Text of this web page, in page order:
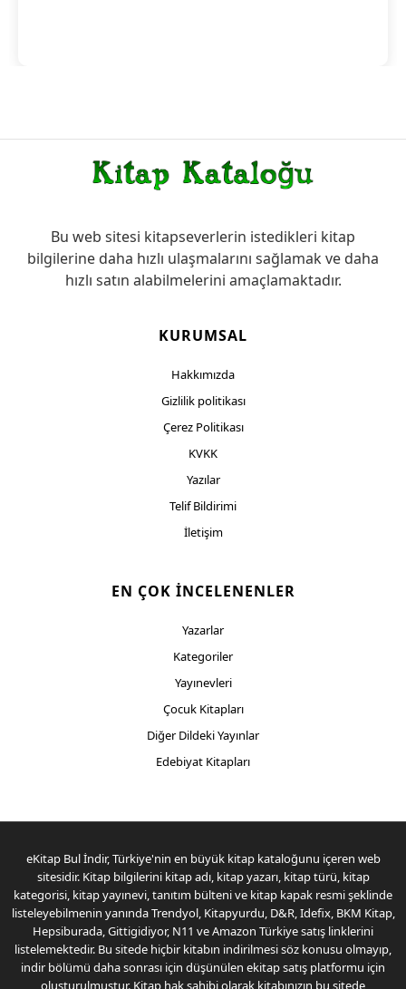
Bu web sitesi kitapseverlerin istedikleri kitap
bilgilerine daha hızlı ulaşmalarını sağlamak ve daha
hızlı satın alabilmelerini amaçlamaktadır.
KURUMSAL
Hakkımızda
Gizlilik politikası
Çerez Politikası
KVKK
Yazılar
Telif Bildirimi
İletişim
EN ÇOK İNCELENENLER
Yazarlar
Kategoriler
Yayınevleri
Çocuk Kitapları
Diğer Dildeki Yayınlar
Edebiyat Kitapları
eKitap Bul İndir, Türkiye'nin en büyük kitap kataloğunu içeren web
sitesidir. Kitap bilgilerini kitap adı, kitap yazarı, kitap türü, kitap
kategorisi, kitap yayınevi, tanıtım bülteni ve kitap kapak resmi şeklinde
listeleyebilmenin yanında Trendyol, Kitapyurdu, D&R, Idefix, BKM Kitap,
Hepsiburada, Gittigidiyor, N11 ve Amazon Türkiye satış linklerini
listelemektedir. Bu sitede hiçbir kitabın indirilmesi söz konusu olmayıp,
indir bölümü daha sonrası için düşünülen ekitap satış platformu için
oluşturulmuştur. Kitap hak sahibi olarak kitabınızın bu sitede